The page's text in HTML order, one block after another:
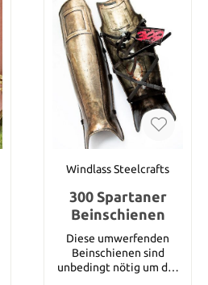
Windlass Steelcrafts
300 Spartaner
Beinschienen
Diese umwerfenden
Beinschienen sind
unbedingt nötig um das